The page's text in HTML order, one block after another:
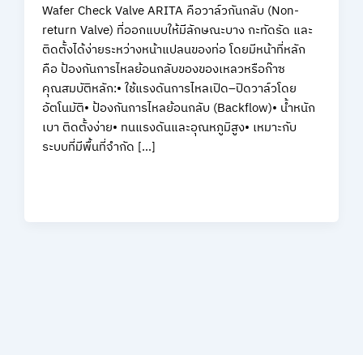
Wafer Check Valve ARITA คือวาล์วกันกลับ (Non-
return Valve) ที่ออกแบบให้มีลักษณะบาง กะทัดรัด และ
ติดตั้งได้ง่ายระหว่างหน้าแปลนของท่อ โดยมีหน้าที่หลัก
คือ ป้องกันการไหลย้อนกลับของของเหลวหรือก๊าซ
คุณสมบัติหลัก:• ใช้แรงดันการไหลเปิด–ปิดวาล์วโดย
อัตโนมัติ• ป้องกันการไหลย้อนกลับ (Backflow)• น้ำหนัก
เบา ติดตั้งง่าย• ทนแรงดันและอุณหภูมิสูง• เหมาะกับ
ระบบที่มีพื้นที่จำกัด […]